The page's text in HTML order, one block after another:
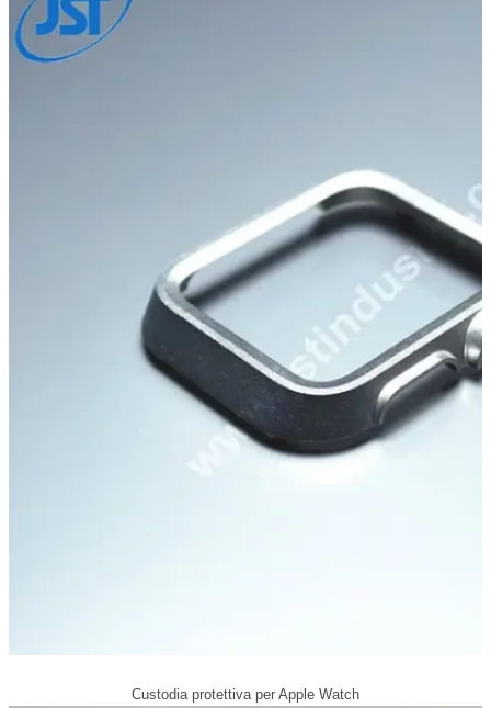
Custodia protettiva per Apple Watch